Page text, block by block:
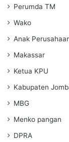
Perumda TM
Wako
Anak
Makassar
Ketua KPU
Kabupaten
MBG
Menko pangan
DPRA